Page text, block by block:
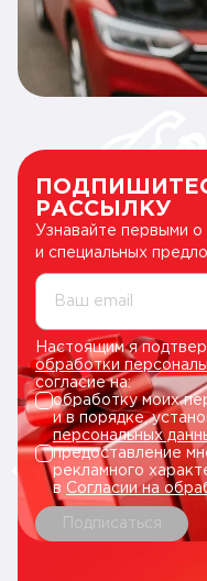
РАССЫЛКУ
Узнавайте первыми о
и специальных
Ваш email
Настоящим я
обработки
согласие на:
обработку моих
и в порядке,
персональных
предоставление
рекламного
в Согласии на
Подписаться